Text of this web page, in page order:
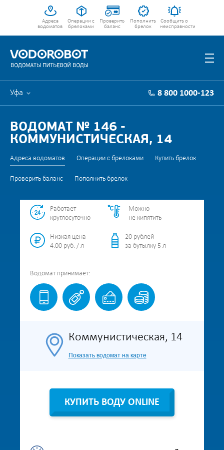
Адреса
водоматов
Операции с
брелоками
Проверить
баланс
Пополнить
брелок
Сообщить о
неисправности
Уфа 8 800 1000-123
ВОДОМАТ № 146 -
КОММУНИСТИЧЕСКАЯ, 14
Адреса водоматов Операции с брелоками Купить брелок
Проверить баланс Пополнить брелок
Работает
круглосуточно
Можно
не кипятить
Низкая цена
4.00 руб. / л
20 рублей
за бутылку 5 л
Водомат принимает:
Коммунистическая, 14
Показать водомат на карте
КУПИТЬ ВОДУ ONLINE